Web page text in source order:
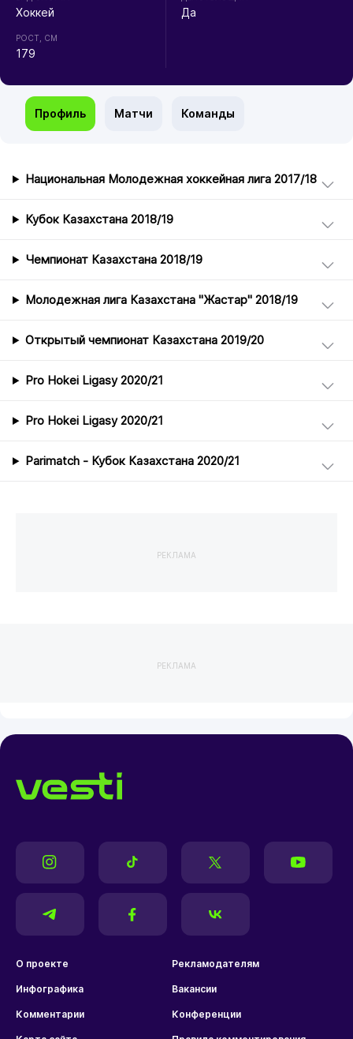
Хоккей
РОСТ, СМ
179
Да
Профиль Матчи Команды
Национальная Молодежная хоккейная лига 2017/18
Кубок Казахстана 2018/19
Чемпионат Казахстана 2018/19
Молодежная лига Казахстана "Жастар" 2018/19
Открытый чемпионат Казахстана 2019/20
Pro Hokei Ligasy 2020/21
Pro Hokei Ligasy 2020/21
Parimatch - Кубок Казахстана 2020/21
РЕКЛАМА
РЕКЛАМА
О проекте Рекламодателям
Инфографика Вакансии
Комментарии Конференции